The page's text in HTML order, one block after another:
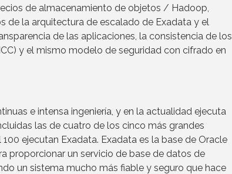
de almacenamiento de objetos / Hadoop,
de la arquitectura de escalado de Exadata y el
de las aplicaciones, la consistencia de los
y el mismo modelo de seguridad con cifrado en
e intensa ingeniería, y en la actualidad ejecuta
las de cuatro de los cinco más grandes
ejecutan Exadata. Exadata es la base de Oracle
proporcionar un servicio de base de datos de
un sistema mucho más fiable y seguro que hace